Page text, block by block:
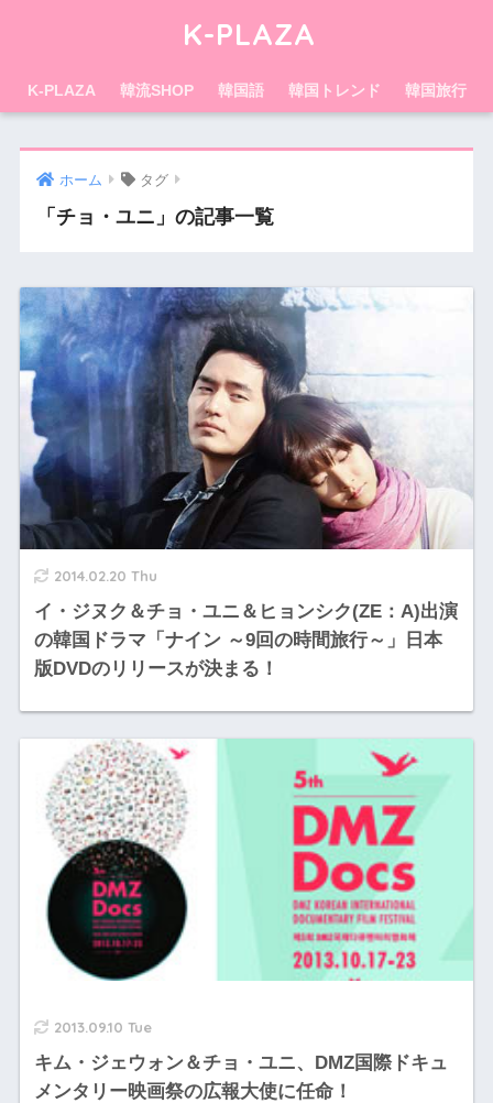
K-PLAZA
K-PLAZA 韓流SHOP 韓国語 韓国トレンド 韓国旅行
ホーム タグ
「チョ・ユニ」の記事一覧
2014.02.20 Thu
イ・ジヌク＆チョ・ユニ＆ヒョンシク(ZE：A)出演
の韓国ドラマ「ナイン ～9回の時間旅行～」日本
版DVDのリリースが決まる！
2013.09.10 Tue
キム・ジェウォン＆チョ・ユニ、DMZ国際ドキュ
メンタリー映画祭の広報大使に任命！